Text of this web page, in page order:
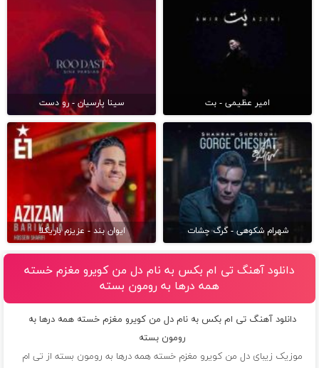
امیر عظیمی - بت سینا پارسیان - رو دست
شهرام شکوهی - گرگ چشات ایوان بند - عزیزم باریکلا
دانلود آهنگ تی ام بکس به نام دل من کویرو مغزم خسته
همه درها به رومون بسته
دانلود آهنگ تی ام بکس به نام دل من کویرو مغزم خسته همه درها به
رومون بسته
موزیک زیبای دل من کویرو مغزم خسته همه درها به رومون بسته از تی ام